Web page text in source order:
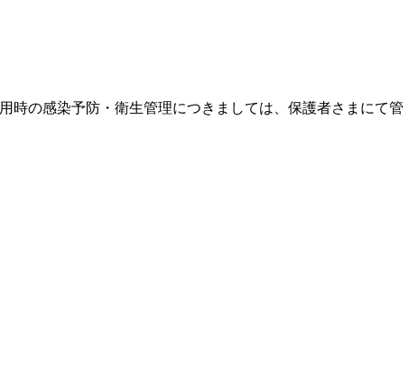
の感染予防・衛生管理につきましては、保護者さまにて管